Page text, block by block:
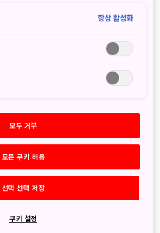
물며 즐기는 분재 체험
2023/03/23
Tradition
Shikoku
항상 활성화
모두 거부
모든 쿠키 허용
선택 선택 저장
쿠키 설정